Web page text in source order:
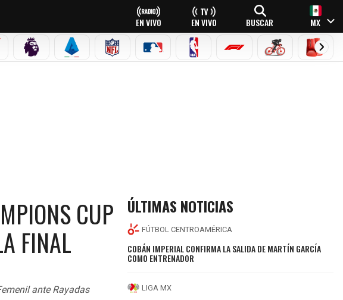
EN VIVO EN VIVO BUSCAR MX
PREMIER LEAGUE
SERIE A NFL MLB NBA FÓRMULA 1CICLISMOBOXEO
CUP
FINAL
ante Rayadas
ÚLTIMAS NOTICIAS
FÚTBOL CENTROAMÉRICA
COBÁN IMPERIAL CONFIRMA LA SALIDA DE MARTÍN GARCÍA
COMO ENTRENADOR
LIGA MX